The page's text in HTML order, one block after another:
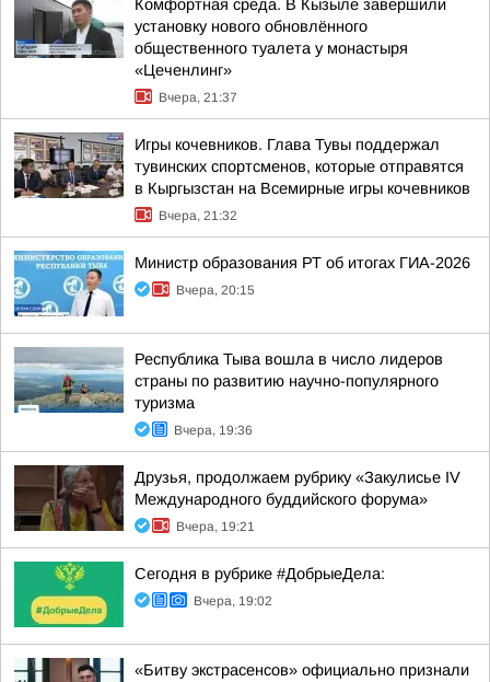
Комфортная среда. В Кызыле завершили
установку нового обновлённого
общественного туалета у монастыря
«Цеченлинг»
Вчера, 21:37
Игры кочевников. Глава Тувы поддержал
тувинских спортсменов, которые отправятся
в Кыргызстан на Всемирные игры кочевников
Вчера, 21:32
Министр образования РТ об итогах ГИА-2026
Вчера, 20:15
Республика Тыва вошла в число лидеров
страны по развитию научно-популярного
туризма
Вчера, 19:36
Друзья, продолжаем рубрику «Закулисье IV
Международного буддийского форума»
Вчера, 19:21
Сегодня в рубрике #ДобрыеДела:
Вчера, 19:02
«Битву экстрасенсов» официально признали